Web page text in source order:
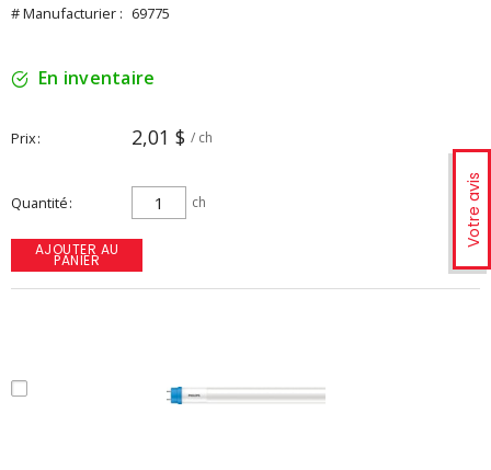
Votre avis
# Manufacturier : 69775
En inventaire
Prix 2,01 $ / ch
Quantité ch
AJOUTER AU
PANIER